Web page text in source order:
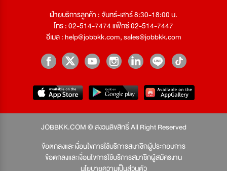
ฝ่ายบริการลูกค้า : จันทร์-เสาร์ 8:30-18:00 น.
โทร : 02-514-7474 แฟ็กซ์ 02-514-7447
อีเมล :help@jobbkk.com,sales@jobbkk.com
JOBBKK.COM © สงวนลิขสิทธิ์ All Right Reserved
ข้อตกลงและเงื่อนไขการใช้บริการสมาชิกผู้ประกอบการ
ข้อตกลงและเงื่อนไขการใช้บริการสมาชิกผู้สมัครงาน